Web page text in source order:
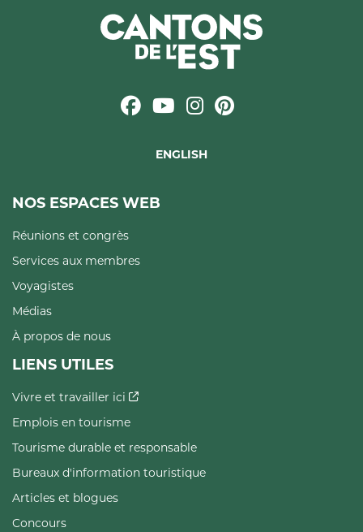
ENGLISH
NOS ESPACES WEB
Réunions et congrès
Services aux membres
Voyagistes
Médias
À propos de nous
LIENS UTILES
Vivre et travailler ici
Emplois en tourisme
Tourisme durable et responsable
Bureaux d'information touristique
Articles et blogues
Concours